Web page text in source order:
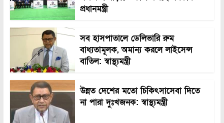
প্রধানমন্ত্রী
সব হাসপাতালে ডেলিভারি রুম
বাধ্যতামূলক, অমান্য করলে লাইসেন্স
বাতিল: স্বাস্থ্যমন্ত্রী
উন্নত দেশের মতো চিকিৎসাসেবা দিতে
না পারা দুঃখজনক: স্বাস্থ্যমন্ত্রী